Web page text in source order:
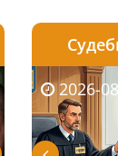
08-05
2026-08-03
2026-06-08
2026-